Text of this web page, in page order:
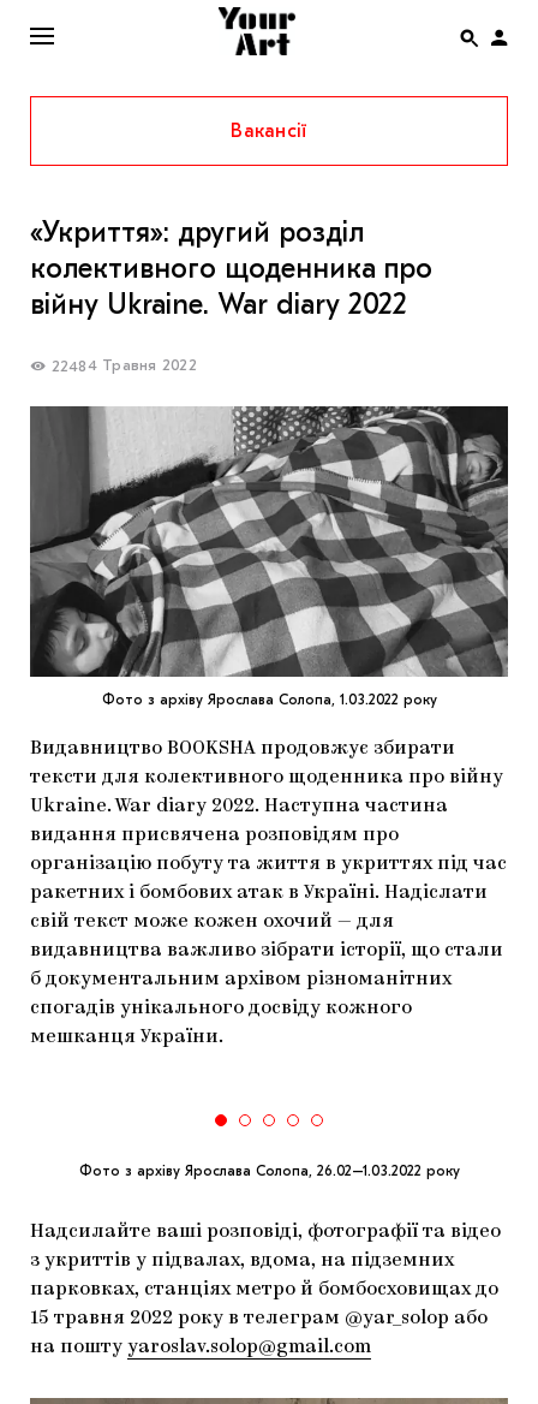
ENG
НОВИНИ
АФІША
ІНТЕРВ’Ю
СПЕЦПРОЄКТИ
THE UKRAINIAN PAVILION AT VENICE BIENNALE
2022
МАРІУПОЛЬСЬКІ МАРГІНАЛІЇ
ДОСЛІДНИЦЬКА ПЛАТФОРМА
ЗАПАЛЕННЯ
CARPATHIAN CULT ПРО РІЗДВЯНІ СВЯТА
Вакансії
«Укриття»: другий розділ
колективного щоденника про
війну Ukraine. War diary 2022
22484 Травня 2022
Фото з архіву Ярослава Солопа, 1.03.2022 року
Видавництво BOOKSHA продовжує збирати
тексти для колективного щоденника про війну
Ukraine. War diary 2022. Наступна частина
видання присвячена розповідям про
організацію побуту та життя в укриттях під час
ракетних і бомбових атак в Україні. Надіслати
свій текст може кожен охочий — для
видавництва важливо зібрати історії, що стали
б документальним архівом різноманітних
спогадів унікального досвіду кожного
мешканця України.
Фото з архіву Ярослава Солопа, 26.02–1.03.2022 року
Надсилайте ваші розповіді, фотографії та відео
з укриттів у підвалах, вдома, на підземних
парковках, станціях метро й бомбосховищах до
15 травня 2022 року в телеграм @yar_solop або
на пошту yaroslav.solop@gmail.com